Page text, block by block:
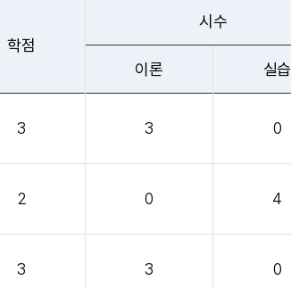
학점
시수
이론
실습
3 3 0
2 0 4
3 3 0